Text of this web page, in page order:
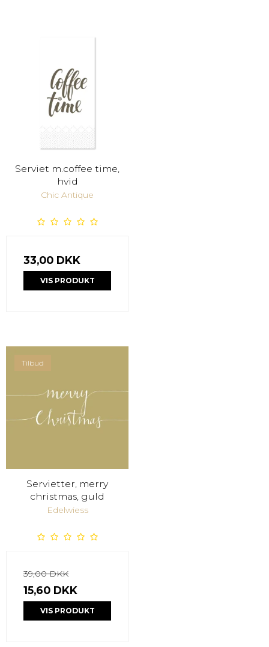
Serviet m.coffee time,
hvid
Chic Antique
33,00 DKK
VIS PRODUKT
Tilbud
Servietter, merry
christmas, guld
Edelwiess
39,00 DKK
15,60 DKK
VIS PRODUKT